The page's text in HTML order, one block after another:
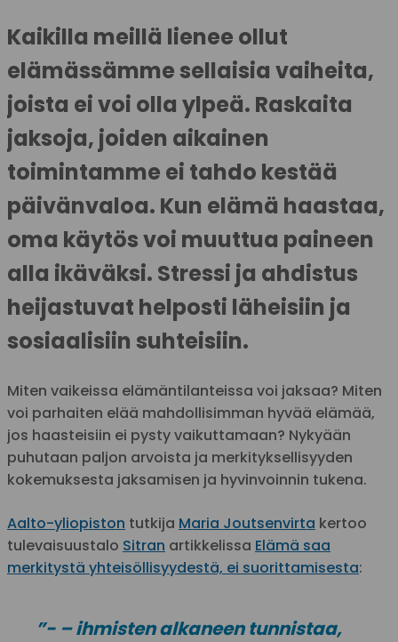
Kaikilla meillä lienee ollut
elämässämme sellaisia vaiheita,
joista ei voi olla ylpeä. Raskaita
jaksoja, joiden aikainen
toimintamme ei tahdo kestää
päivänvaloa. Kun elämä haastaa,
oma käytös voi muuttua paineen
alla ikäväksi. Stressi ja ahdistus
heijastuvat helposti läheisiin ja
sosiaalisiin suhteisiin.
Miten vaikeissa elämäntilanteissa voi jaksaa? Miten
voi parhaiten elää mahdollisimman hyvää elämää,
jos haasteisiin ei pysty vaikuttamaan? Nykyään
puhutaan paljon arvoista ja merkityksellisyyden
kokemuksesta jaksamisen ja hyvinvoinnin tukena.
Aalto-yliopiston tutkija Maria Joutsenvirta kertoo
tulevaisuustalo Sitran artikkelissa Elämä saa
merkitystä yhteisöllisyydestä, ei suorittamisesta:
”- – ihmisten alkaneen tunnistaa,